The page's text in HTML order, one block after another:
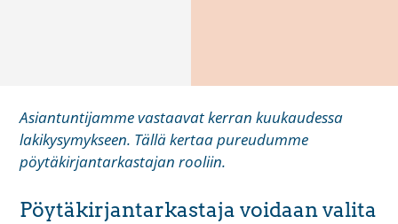
Asiantuntijamme vastaavat kerran kuukaudessa
lakikysymykseen. Tällä kertaa pureudumme
pöytäkirjantarkastajan rooliin.
Pöytäkirjantarkastaja voidaan valita